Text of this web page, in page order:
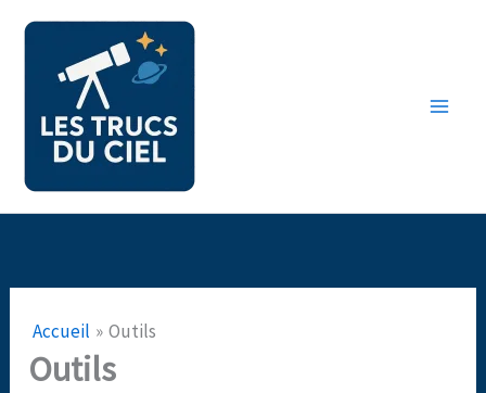
Aller
contenu
Accueil Outils
Outils